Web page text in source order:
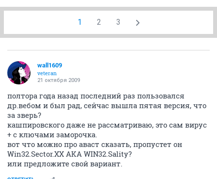
1 2 3
wall1609
veteran
21 октября 2009
полтора года назад последний раз пользовался
др.вебом и был рад, сейчас вышла пятая версия, что
за зверь?
кашпировского даже не рассматриваю, это сам вирус
+ с ключами заморочка.
вот что можно про аваст сказать, пропустет он
Win32.Sector.XX AKA WIN32.Sality?
или предложите свой вариант.